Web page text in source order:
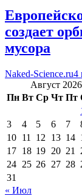
создает
мусора
Naked-Science.ru4
Август 2026
Пн Вт Ср Чт Пт
3
4 5 6 7
10 11 12 13 14
17 18 19 20 21
24 25 26 27 28
31
« Июл